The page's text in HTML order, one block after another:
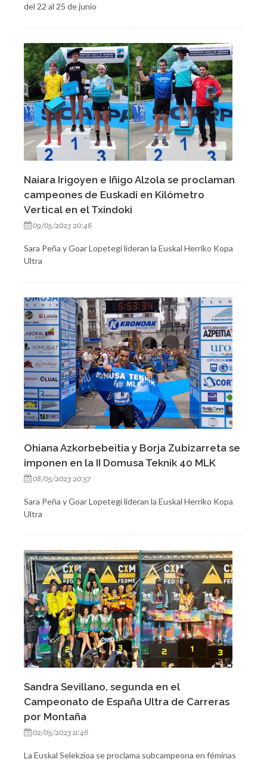
del 22 al 25 de junio
Naiara Irigoyen e Iñigo Alzola se proclaman
campeones de Euskadi en Kilómetro
Vertical en el Txindoki
09/05/2023 20:46
Sara Peña y Goar Lopetegi lideran la Euskal Herriko Kopa
Ultra
Ohiana Azkorbebeitia y Borja Zubizarreta se
imponen en la II Domusa Teknik 40 MLK
08/05/2023 20:57
Sara Peña y Goar Lopetegi lideran la Euskal Herriko Kopa
Ultra
Sandra Sevillano, segunda en el
Campeonato de España Ultra de Carreras
por Montaña
02/05/2023 11:46
La Euskal Selekzioa se proclama subcampeona en féminas